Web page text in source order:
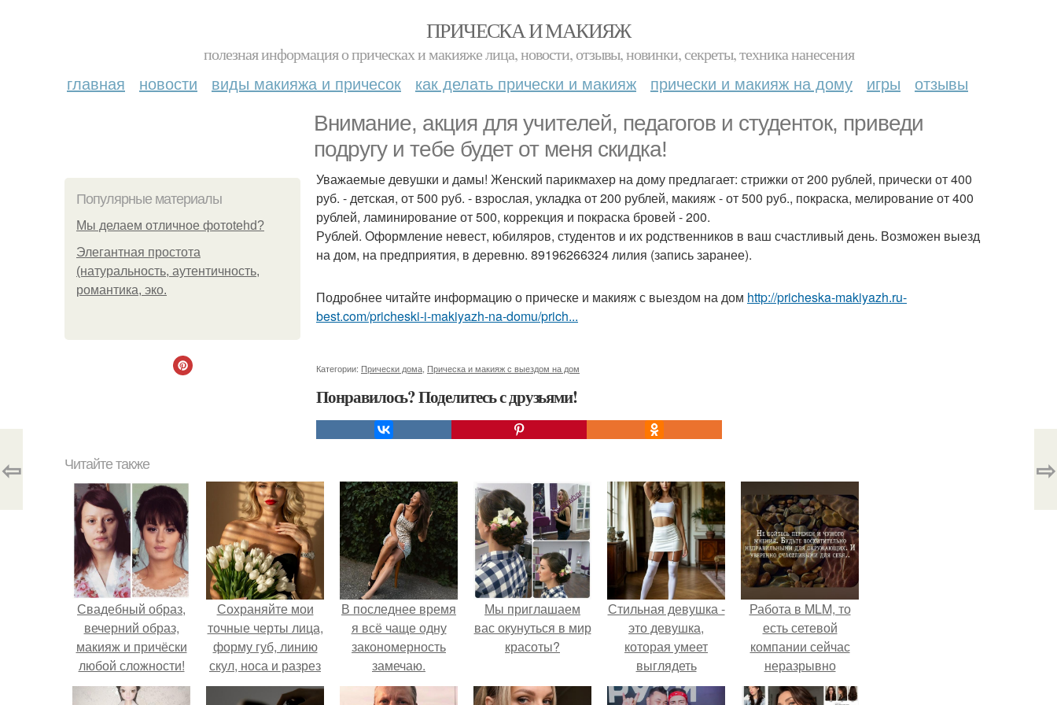
ПРИЧЕСКА И МАКИЯЖ
полезная информация о прическах и макияже лица, новости, отзывы, новинки, секреты, техника нанесения
главная новости виды макияжа и причесок как делать прически и макияж прически и макияж на дому игры отзывы
Внимание, акция для учителей, педагогов и студенток, приведи
подругу и тебе будет от меня скидка!
Популярные материалы
Мы делаем отличное фотоtehd?
Элегантная простота
(натуральность, аутентичность,
романтика, эко.
Уважаемые девушки и дамы! Женский парикмахер на дому предлагает: стрижки от 200 рублей, прически от 400
руб. - детская, от 500 руб. - взрослая, укладка от 200 рублей, макияж - от 500 руб., покраска, мелирование от 400
рублей, ламинирование от 500, коррекция и покраска бровей - 200.
Рублей. Оформление невест, юбиляров, студентов и их родственников в ваш счастливый день. Возможен выезд
на дом, на предприятия, в деревню. 89196266324 лилия (запись заранее).
Подробнее читайте информацию о прическе и макияж с выездом на дом http://pricheska-makiyazh.ru-
best.com/pricheski-i-makiyazh-na-domu/prich...
Категории: Прически дома Прическа и макияж с выездом на дом
Понравилось? Поделитесь с друзьями!
⇦ ⇨
Читайте также
Свадебный образ,
вечерний образ,
макияж и причёски
любой сложности!
Сохраняйте мои
точные черты лица,
форму губ, линию
скул, носа и разрез
глаз.
В последнее время
я всё чаще одну
закономерность
замечаю.
Мы приглашаем
вас окунуться в мир
красоты?
Стильная девушка -
это девушка,
которая умеет
выглядеть
привлекательно и
Работа в MLM, то
есть сетевой
компании сейчас
неразрывно
связана с создание